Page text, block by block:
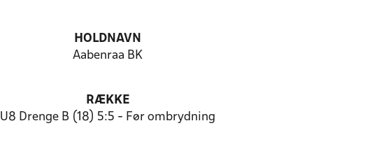
HOLDNAVN
Aabenraa BK
RÆKKE
U8 Drenge B (18) 5:5 - Før ombrydning